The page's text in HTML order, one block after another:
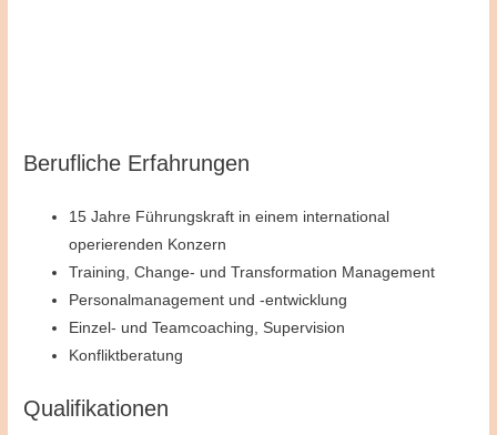
Berufliche Erfahrungen
15 Jahre Führungskraft in einem international
operierenden Konzern
Training, Change- und Transformation Management
Personalmanagement und -entwicklung
Einzel- und Teamcoaching, Supervision
Konfliktberatung
Qualifikationen